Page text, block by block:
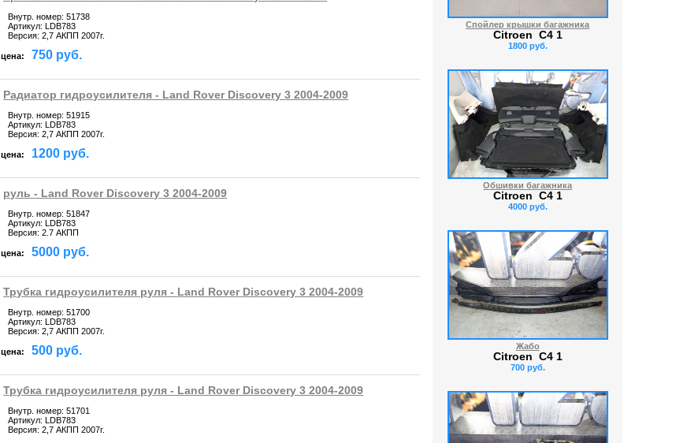
Внутр. номер: 51738
Артикул: LDB783
Версия: 2,7 АКПП 2007г.
цена: 750 руб.
Радиатор гидроусилителя - Land Rover Discovery 3 2004-2009
Внутр. номер: 51915
Артикул: LDB783
Версия: 2,7 АКПП 2007г.
цена: 1200 руб.
руль - Land Rover Discovery 3 2004-2009
Внутр. номер: 51847
Артикул: LDB783
Версия: 2.7 АКПП
цена: 5000 руб.
Трубка гидроусилителя руля - Land Rover Discovery 3 2004-2009
Внутр. номер: 51700
Артикул: LDB783
Версия: 2,7 АКПП 2007г.
цена: 500 руб.
Трубка гидроусилителя руля - Land Rover Discovery 3 2004-2009
Внутр. номер: 51701
Артикул: LDB783
Версия: 2,7 АКПП 2007г.
Спойлер крышки багажника
Citroen C4 1
1800 руб.
Обшивки багажника
Citroen C4 1
4000 руб.
Жабо
Citroen C4 1
700 руб.